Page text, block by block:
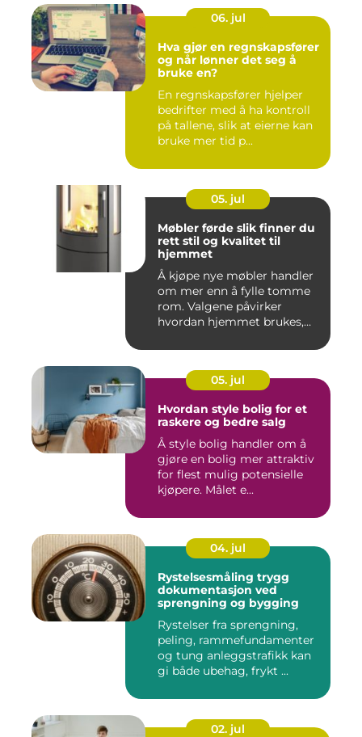
06. jul
Hva gjør en regnskapsfører
og når lønner det seg å
bruke en?
En regnskapsfører hjelper
bedrifter med å ha kontroll
på tallene, slik at eierne kan
bruke mer tid p...
05. jul
Møbler førde slik finner du
rett stil og kvalitet til
hjemmet
Å kjøpe nye møbler handler
om mer enn å fylle tomme
rom. Valgene påvirker
hvordan hjemmet brukes,
05. jul
Hvordan style bolig for et
raskere og bedre salg
Å style bolig handler om å
gjøre en bolig mer attraktiv
for flest mulig potensielle
kjøpere. Målet e...
04. jul
Rystelsesmåling trygg
dokumentasjon ved
sprengning og bygging
Rystelser fra sprengning,
peling, rammefundamenter
og tung anleggstrafikk kan
gi både ubehag, frykt ...
02. jul